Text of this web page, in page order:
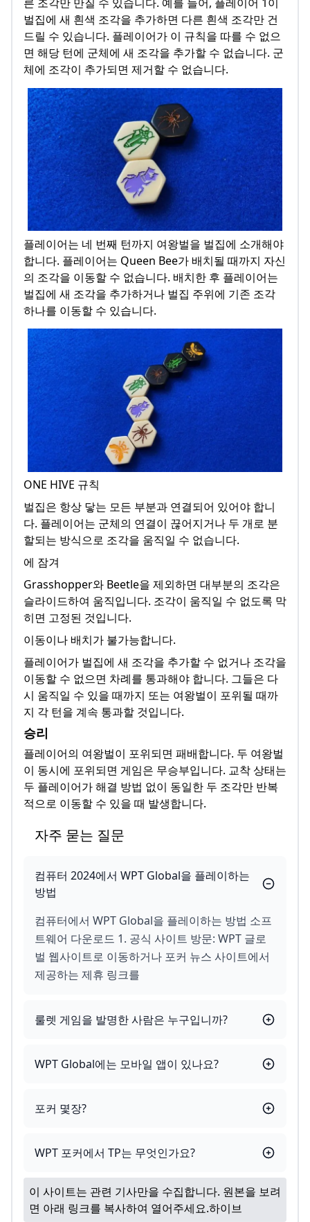
벌집에 새 흰색 조각을 추가하면 다른 흰색 조각만 건
드릴 수 있습니다. 플레이어가 이 규칙을 따를 수 없으
면 해당 턴에 군체에 새 조각을 추가할 수 없습니다. 군
체에 조각이 추가되면 제거할 수 없습니다.
플레이어는 네 번째 턴까지 여왕벌을 벌집에 소개해야
합니다. 플레이어는 Queen Bee가 배치될 때까지 자신
의 조각을 이동할 수 없습니다. 배치한 후 플레이어는
벌집에 새 조각을 추가하거나 벌집 주위에 기존 조각
하나를 이동할 수 있습니다.
ONE HIVE 규칙
벌집은 항상 닿는 모든 부분과 연결되어 있어야 합니
다. 플레이어는 군체의 연결이 끊어지거나 두 개로 분
할되는 방식으로 조각을 움직일 수 없습니다.
에 잠겨
Grasshopper와 Beetle을 제외하면 대부분의 조각은
슬라이드하여 움직입니다. 조각이 움직일 수 없도록 막
히면 고정된 것입니다.
이동이나 배치가 불가능합니다.
플레이어가 벌집에 새 조각을 추가할 수 없거나 조각을
이동할 수 없으면 차례를 통과해야 합니다. 그들은 다
시 움직일 수 있을 때까지 또는 여왕벌이 포위될 때까
지 각 턴을 계속 통과할 것입니다.
승리
플레이어의 여왕벌이 포위되면 패배합니다. 두 여왕벌
이 동시에 포위되면 게임은 무승부입니다. 교착 상태는
두 플레이어가 해결 방법 없이 동일한 두 조각만 반복
적으로 이동할 수 있을 때 발생합니다.
자주 묻는 질문
컴퓨터 2024에서 WPT Global을 플레이하는
방법
컴퓨터에서 WPT Global을 플레이하는 방법 소프
트웨어 다운로드 1. 공식 사이트 방문: WPT 글로
벌 웹사이트로 이동하거나 포커 뉴스 사이트에서
제공하는 제휴 링크를
룰렛 게임을 발명한 사람은 누구입니까?
WPT Global에는 모바일 앱이 있나요?
포커 몇장?
WPT 포커에서 TP는 무엇인가요?
이 사이트는 관련 기사만을 수집합니다. 원본을 보려
면 아래 링크를 복사하여 열어주세요.하이브